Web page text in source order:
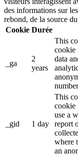
des informations sur
rebond, de la source
Cookie Durée
_ga
2
years
This
cookie
data
_gid 1 day
This
cookie
use a
report
where
an